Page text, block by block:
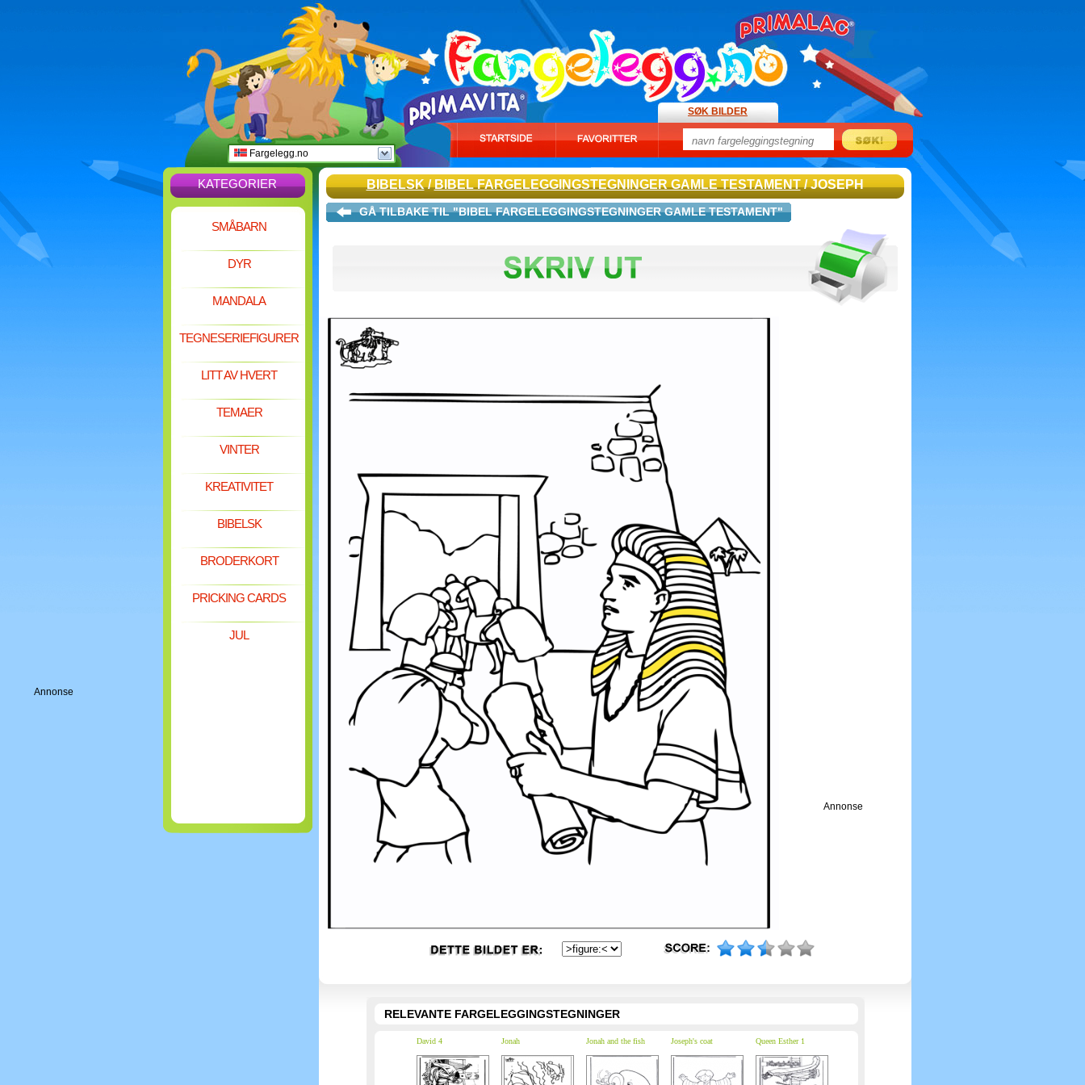
Annonse
Fargelegg.no
SØK BILDER
KATEGORIER
SMÅBARN
DYR
MANDALA
TEGNESERIEFIGURER
LITT AV HVERT
TEMAER
VINTER
KREATIVITET
BIBELSK
BRODERKORT
PRICKING CARDS
JUL
BIBELSK/BIBEL FARGELEGGINGSTEGNINGER GAMLE TESTAMENT/ JOSEPH
GÅ TILBAKE TIL "BIBEL FARGELEGGINGSTEGNINGER GAMLE TESTAMENT"
Annonse
RELEVANTE FARGELEGGINGSTEGNINGER
David 4 Jonah Jonah and the fish Joseph's coat Queen Esther 1